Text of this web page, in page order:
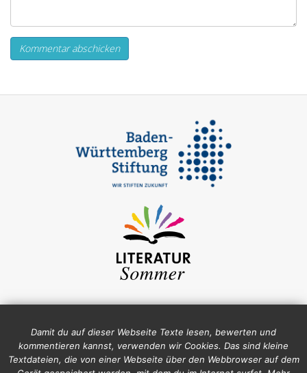
Damit du auf dieser Webseite Texte lesen, bewerten und
kommentieren kannst, verwenden wir Cookies. Das sind kleine
Textdateien, die von einer Webseite über den Webbrowser auf dem